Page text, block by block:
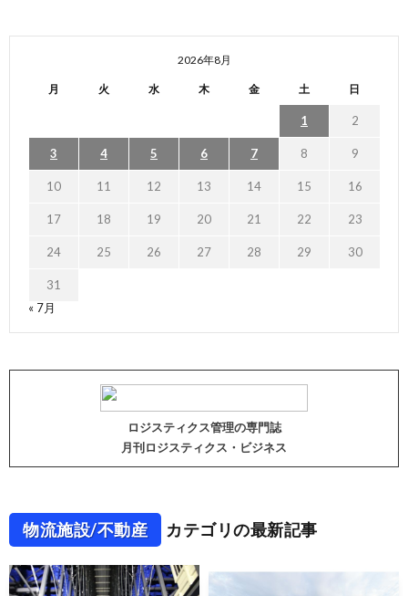
2026年8月
月 火 水 木 金 土 日
1 2
3 4 5 6 7 8 9
10 11 12 13 14 15 16
17 18 19 20 21 22 23
24 25 26 27 28 29 30
31
« 7月
ロジスティクス管理の専門誌
月刊ロジスティクス・ビジネス
物流施設/不動産 カテゴリの最新記事